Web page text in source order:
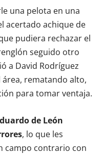
una pelota en una
acertado achique de
pudiera rechazar el
seguido otro
a David Rodríguez
rematando alto,
para tomar ventaja.
de León
, lo que les
campo contrario con